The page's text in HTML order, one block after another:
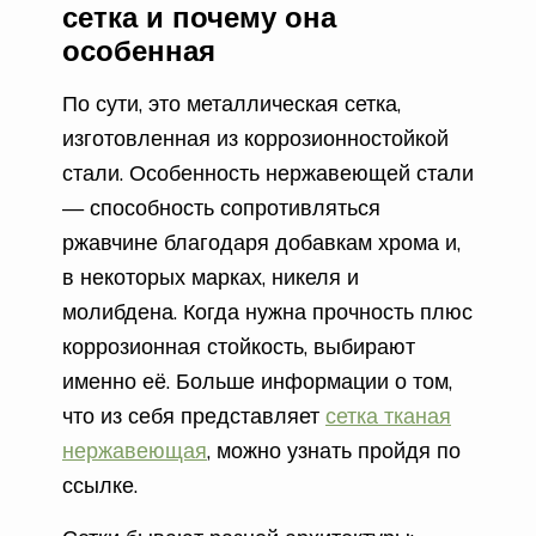
сетка и почему она
особенная
По сути, это металлическая сетка,
изготовленная из коррозионностойкой
стали. Особенность нержавеющей стали
— способность сопротивляться
ржавчине благодаря добавкам хрома и,
в некоторых марках, никеля и
молибдена. Когда нужна прочность плюс
коррозионная стойкость, выбирают
именно её. Больше информации о том,
что из себя представляет сетка тканая
нержавеющая, можно узнать пройдя по
ссылке.